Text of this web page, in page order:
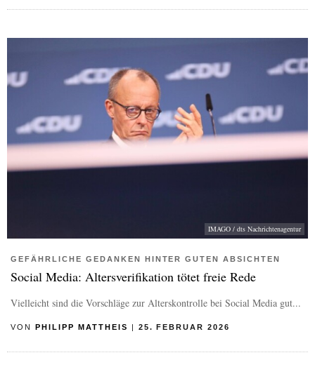
IMAGO / dts Nachrichtenagentur
GEFÄHRLICHE GEDANKEN HINTER GUTEN ABSICHTEN
Social Media: Altersverifikation tötet freie Rede
Vielleicht sind die Vorschläge zur Alterskontrolle bei Social Media gut...
VON PHILIPP MATTHEIS | 25. FEBRUAR 2026